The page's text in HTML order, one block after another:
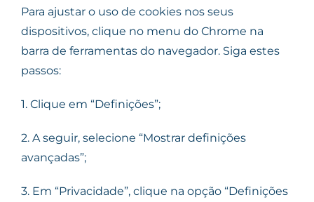
Para ajustar o uso de cookies nos seus
dispositivos, clique no menu do Chrome na
barra de ferramentas do navegador. Siga estes
passos:
1. Clique em “Definições”;
2. A seguir, selecione “Mostrar definições
avançadas”;
3. Em “Privacidade”, clique na opção “Definições